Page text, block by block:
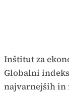
Inštitut za
Globalni
najvarnejših in